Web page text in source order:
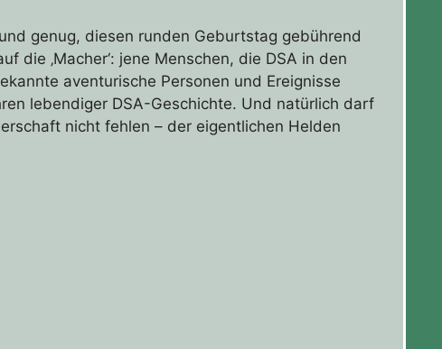
genug, diesen runden Geburtstag gebührend
die ‚Macher‘: jene Menschen, die DSA in den
aventurische Personen und Ereignisse
lebendiger DSA-Geschichte. Und natürlich darf
nicht fehlen – der eigentlichen Helden